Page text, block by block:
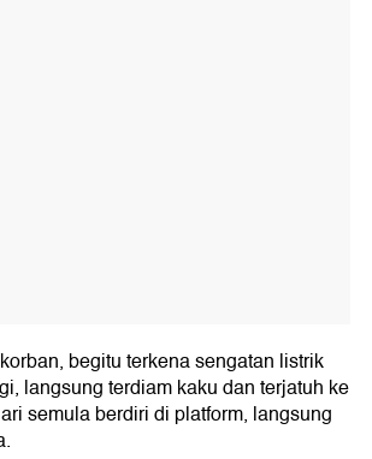
begitu terkena sengatan listrik
langsung terdiam kaku dan terjatuh ke
semula berdiri di platform, langsung